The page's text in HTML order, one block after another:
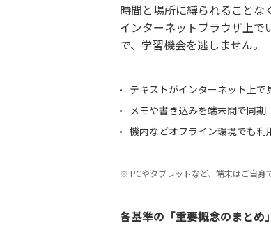
時間と場所に縛られることな
インターネットブラウザ上
で、学習機会を逃しません。
テキストがインターネット上で
メモや書き込みを端末間で同期
機内などオフライン環境でも利
PCやタブレットなど、端末はご自身
各基準の「重要概念のまとめ